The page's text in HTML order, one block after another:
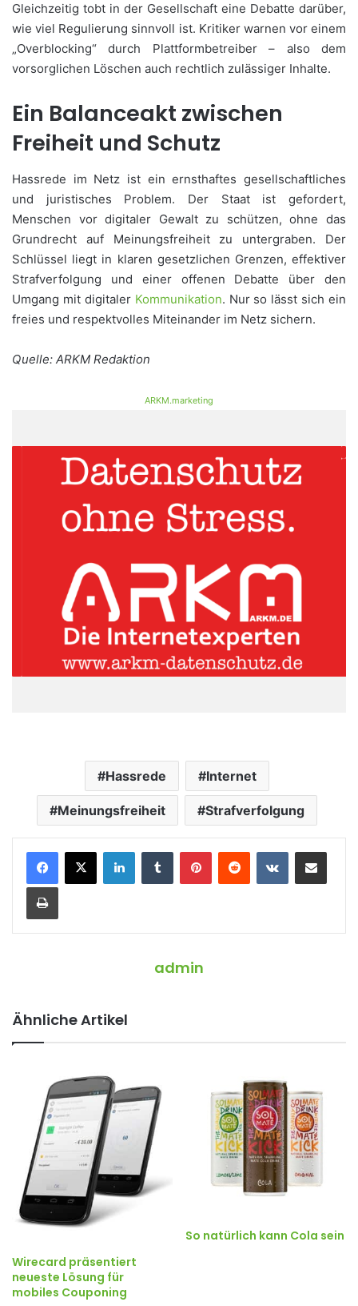
Gleichzeitig tobt in der Gesellschaft eine Debatte darüber,
wie viel Regulierung sinnvoll ist. Kritiker warnen vor einem
„Overblocking“ durch Plattformbetreiber – also dem
vorsorglichen Löschen auch rechtlich zulässiger Inhalte.
Ein Balanceakt zwischen
Freiheit und Schutz
Hassrede im Netz ist ein ernsthaftes gesellschaftliches
und juristisches Problem. Der Staat ist gefordert,
Menschen vor digitaler Gewalt zu schützen, ohne das
Grundrecht auf Meinungsfreiheit zu untergraben. Der
Schlüssel liegt in klaren gesetzlichen Grenzen, effektiver
Strafverfolgung und einer offenen Debatte über den
Umgang mit digitaler Kommunikation. Nur so lässt sich ein
freies und respektvolles Miteinander im Netz sichern.
Quelle: ARKM Redaktion
ARKM.marketing
Hassrede Internet
Meinungsfreiheit Strafverfolgung
admin
Ähnliche Artikel
Wirecard präsentiert
neueste Lösung für
mobiles Couponing
So natürlich kann Cola sein